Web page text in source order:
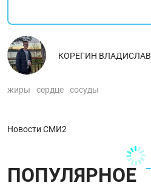
КОРЕГИН ВЛАДИСЛАВ
жиры сердце сосуды
Новости СМИ2
ПОПУЛЯРНОЕ